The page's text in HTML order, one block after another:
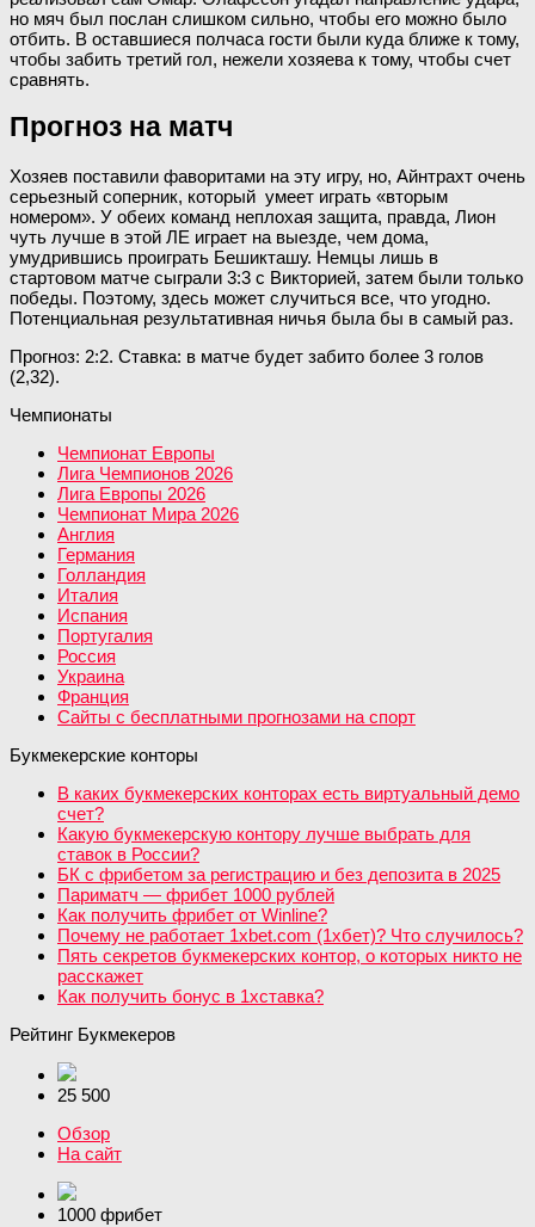
но мяч был послан слишком сильно, чтобы его можно было
отбить. В оставшиеся полчаса гости были куда ближе к тому,
чтобы забить третий гол, нежели хозяева к тому, чтобы счет
сравнять.
Прогноз на матч
Хозяев поставили фаворитами на эту игру, но, Айнтрахт очень
серьезный соперник, который умеет играть «вторым
номером». У обеих команд неплохая защита, правда, Лион
чуть лучше в этой ЛЕ играет на выезде, чем дома,
умудрившись проиграть Бешикташу. Немцы лишь в
стартовом матче сыграли 3:3 с Викторией, затем были только
победы. Поэтому, здесь может случиться все, что угодно.
Потенциальная результативная ничья была бы в самый раз.
Прогноз: 2:2. Ставка: в матче будет забито более 3 голов
(2,32).
Чемпионаты
Чемпионат Европы
Лига Чемпионов 2026
Лига Европы 2026
Чемпионат Мира 2026
Англия
Германия
Голландия
Италия
Испания
Португалия
Россия
Украина
Франция
Сайты с бесплатными прогнозами на спорт
Букмекерские конторы
В каких букмекерских конторах есть виртуальный демо
счет?
Какую букмекерскую контору лучше выбрать для
ставок в России?
БК с фрибетом за регистрацию и без депозита в 2025
Париматч — фрибет 1000 рублей
Как получить фрибет от Winline?
Почему не работает 1xbet.com (1хбет)? Что случилось?
Пять секретов букмекерских контор, о которых никто не
расскажет
Как получить бонус в 1хставка?
Рейтинг Букмекеров
25 500
Обзор
На сайт
1000 фрибет